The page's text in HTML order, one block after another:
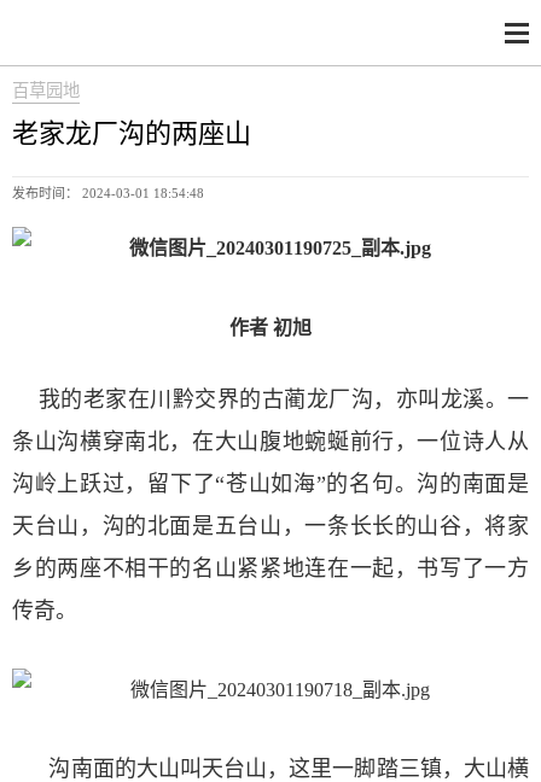
百草园地
老家龙厂沟的两座山
发布时间： 2024-03-01 18:54:48
作者 初旭
我的老家在川黔交界的古蔺龙厂沟，亦叫龙溪。一
条山沟横穿南北，在大山腹地蜿蜒前行，一位诗人从
沟岭上跃过，留下了“苍山如海”的名句。沟的南面是
天台山，沟的北面是五台山，一条长长的山谷，将家
乡的两座不相干的名山紧紧地连在一起，书写了一方
传奇。
沟南面的大山叫天台山，这里一脚踏三镇，大山横